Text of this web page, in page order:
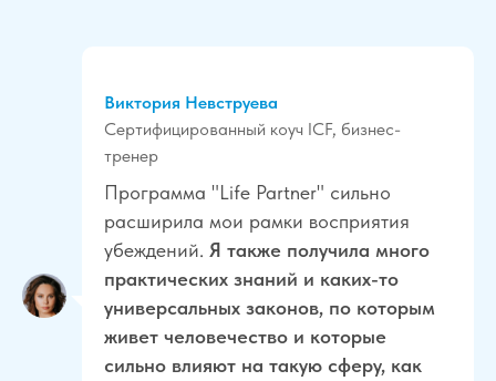
Виктория Невструева
Сертифицированный коуч ICF, бизнес-
тренер
Программа "Life Partner" сильно
расширила мои рамки восприятия
убеждений. Я также получила много
практических знаний и каких-то
универсальных законов, по которым
живет человечество и которые
сильно влияют на такую сферу, как